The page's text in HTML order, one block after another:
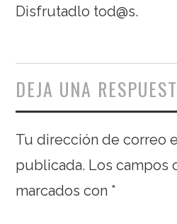
Disfrutadlo tod@s.
DEJA UNA
Tu dirección de correo
publicada. Los campos
marcados con *